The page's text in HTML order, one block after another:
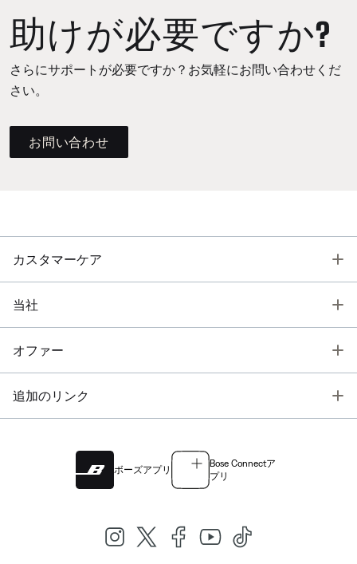
助けが必要ですか?
さらにサポートが必要ですか？お気軽にお問い合わせくだ
さい。
お問い合わせ
カスタマーケア
当社
オファー
追加のリンク
ボーズアプリ
Bose Connectア
プリ